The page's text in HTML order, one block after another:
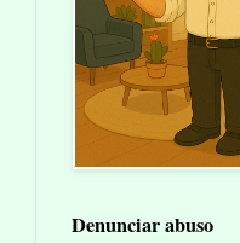
Denunciar abuso